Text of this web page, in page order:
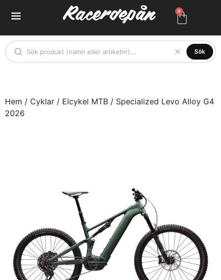
0
Sök
Hem / Cyklar / Elcykel MTB / Specialized Levo Alloy G4
2026